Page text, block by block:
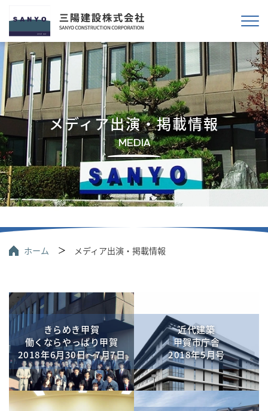
メディア出演・掲載情報
MEDIA
ホーム メディア出演・掲載情報
きらめき甲賀
働くならやっぱり甲賀
2018年6月30日～7月7日
近代建築
甲賀市庁舎
2018年5月号